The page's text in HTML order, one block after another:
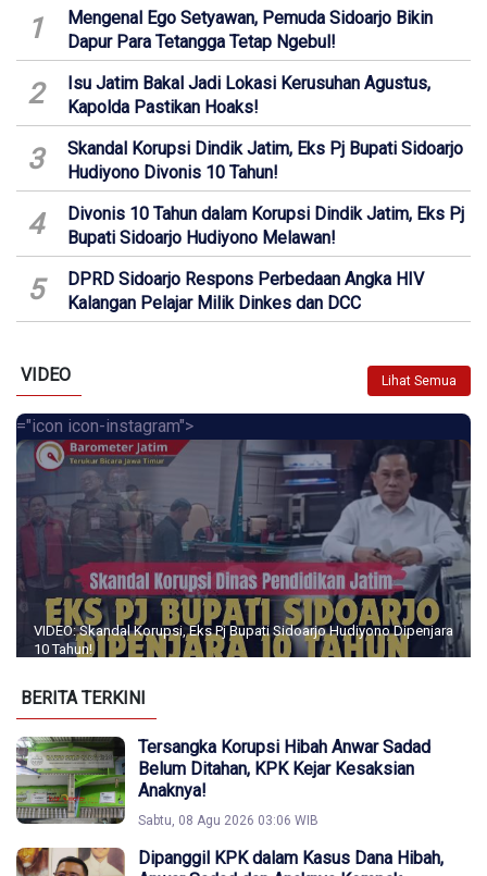
1
Mengenal Ego Setyawan, Pemuda Sidoarjo Bikin
Dapur Para Tetangga Tetap Ngebul!
2
Isu Jatim Bakal Jadi Lokasi Kerusuhan Agustus,
Kapolda Pastikan Hoaks!
3
Skandal Korupsi Dindik Jatim, Eks Pj Bupati Sidoarjo
Hudiyono Divonis 10 Tahun!
4
Divonis 10 Tahun dalam Korupsi Dindik Jatim, Eks Pj
Bupati Sidoarjo Hudiyono Melawan!
5
DPRD Sidoarjo Respons Perbedaan Angka HIV
Kalangan Pelajar Milik Dinkes dan DCC
VIDEO Lihat Semua
="icon icon-instagram">
VIDEO: Skandal Korupsi, Eks Pj Bupati Sidoarjo Hudiyono Dipenjara
10 Tahun!
BERITA TERKINI
Tersangka Korupsi Hibah Anwar Sadad
Belum Ditahan, KPK Kejar Kesaksian
Anaknya!
Sabtu, 08 Agu 2026 03:06 WIB
Dipanggil KPK dalam Kasus Dana Hibah,